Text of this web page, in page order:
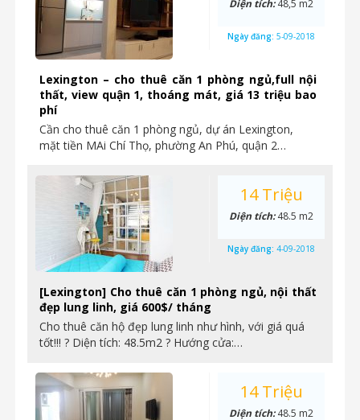
Lexington – cho thuê căn 1 phòng ngủ,full nội
thất, view quận 1, thoáng mát, giá 13 triệu bao
phí
Cần cho thuê căn 1 phòng ngủ, dự án Lexington,
mặt tiền MAi Chí Thọ, phường An Phú, quận 2…
Diện tích:48,5 m2
Ngày đăng: 5-09-2018
[Lexington] Cho thuê căn 1 phòng ngủ, nội thất
đẹp lung linh, giá 600$/ tháng
Cho thuê căn hộ đẹp lung linh như hình, với giá quá
tốt!!! ? Diện tích: 48.5m2 ? Hướng cửa:…
14 Triệu
Diện tích:48.5 m2
Ngày đăng: 4-09-2018
14 Triệu
Diện tích:48.5 m2